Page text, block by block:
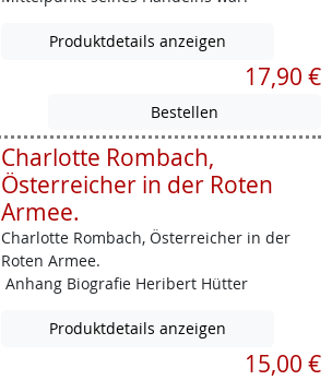
Produktdetails anzeigen
17,90 €
Charlotte Rombach,
Österreicher in der Roten
Armee.
Charlotte Rombach, Österreicher in der
Roten Armee.
Anhang Biografie Heribert Hütter
Produktdetails anzeigen
15,00 €